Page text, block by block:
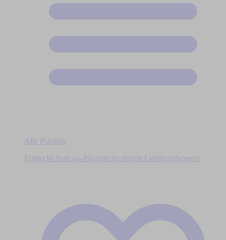
Alle Playlists
Entdecke Podcast-Playlists zu deinen Lieblingsthemen!